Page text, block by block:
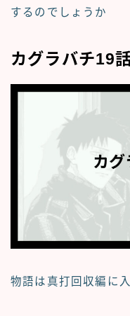
するのでしょうか
カグラバチ19
物語は真打回収編に